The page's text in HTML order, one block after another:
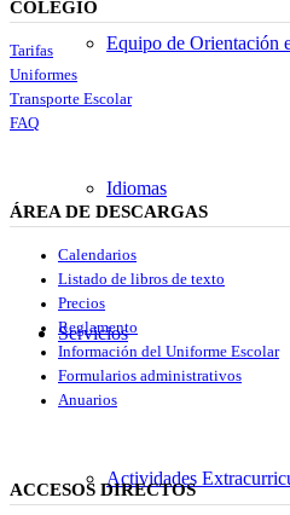
Equipo de Orientación
Idiomas
Servicios
Actividades
COLEGIO
Tarifas
Uniformes
Transporte Escolar
FAQ
ÁREA DE DESCARGAS
Calendarios
Listado de libros de texto
Precios
Reglamento
Información del Uniforme Escolar
Formularios administrativos
Anuarios
ACCESOS DIRECTOS